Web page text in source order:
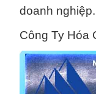
doanh nghiệp.
Công Ty Hóa